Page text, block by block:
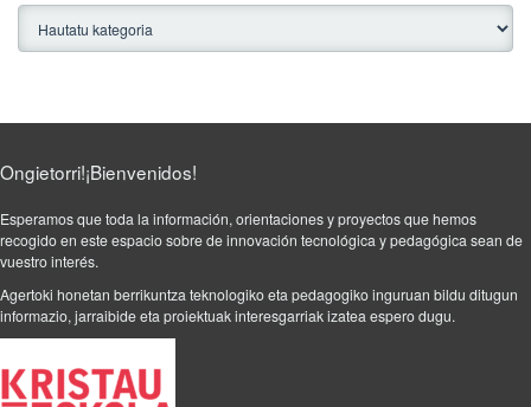
0
/
u
e
r
a
K
E
.
P
o
Ongietorri!¡Bienvenidos!
Esperamos que toda la información, orientaciones y proyectos que hemos
recogido en este espacio sobre de innovación tecnológica y pedagógica sean de
vuestro interés.
Agertoki honetan berrikuntza teknologiko eta pedagogiko inguruan bildu ditugun
informazio, jarraibide eta proiektuak interesgarriak izatea espero dugu.